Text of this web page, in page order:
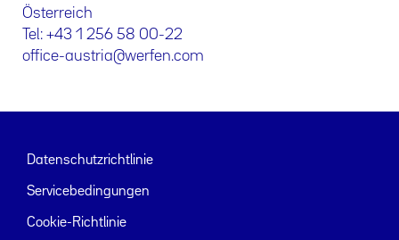
Österreich
Tel: +43 1 256 58 00-22
office-austria@werfen.com
Datenschutzrichtlinie
Servicebedingungen
Cookie-Richtlinie